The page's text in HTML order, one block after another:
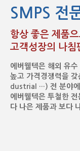
SMPS 전
항상 좋은 제품
고객성장의 나침
에버웰텍은 해외 유
높고 가격경쟁력을
dustrial …) 전 분야에
에버웰텍은 투철한
다 나은 제품과 보다